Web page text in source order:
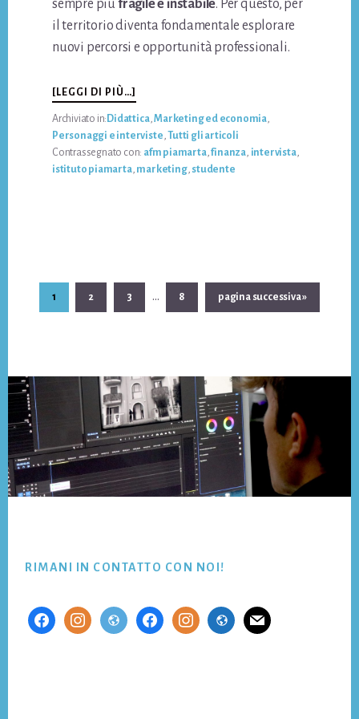
sempre piùfragile e instabile. Per questo, per
il territorio diventa fondamentale esplorare
nuovi percorsi e opportunità professionali.
[LEGGI DI PIÙ…]
PRATICA
ED
ESPERIENZA:
GLI
INGREDIENTI
Archiviato in: Didattica,Marketing ed economia,
Personaggi e interviste, Tutti gli articoli
Contrassegnato con: afm piamarta,finanza, intervista,
istituto piamarta, marketing, studente
Pagina
1 Pagina
2 Pagina
3
Pagine
interim
… Pagina
8
Vai
alla
pagina successiva »
RIMANI IN CONTATTO CON NOI!
facebookinstagramwebsitefacebookinstagramwebsitemail